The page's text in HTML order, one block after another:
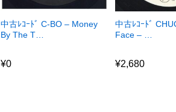
中古ﾚｺｰﾄﾞ C-BO – Money
By The T…
¥0
中古ﾚｺｰﾄﾞ
Face – …
¥2,680